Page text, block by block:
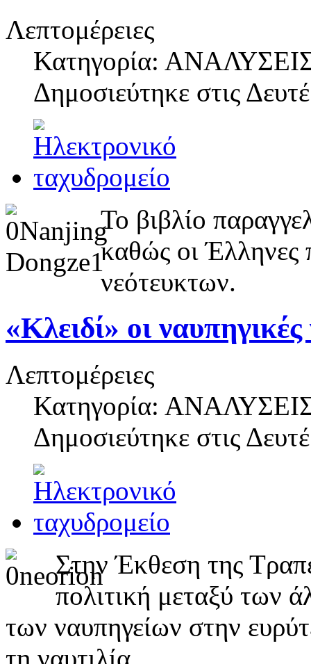
Λεπτομέρειες
Κατηγορία:
Δημοσιεύτηκε στις
Το βιβλίο
καθώς οι Έλληνες
νεότευκτων.
«Κλειδί» οι
Λεπτομέρειες
Κατηγορία:
Δημοσιεύτηκε στις
Στην Έκθεση της
πολιτική μεταξύ των
των ναυπηγείων στην